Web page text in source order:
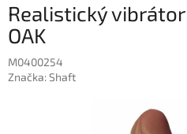
Realistický
OAK
M0400254
Značka:Shaft